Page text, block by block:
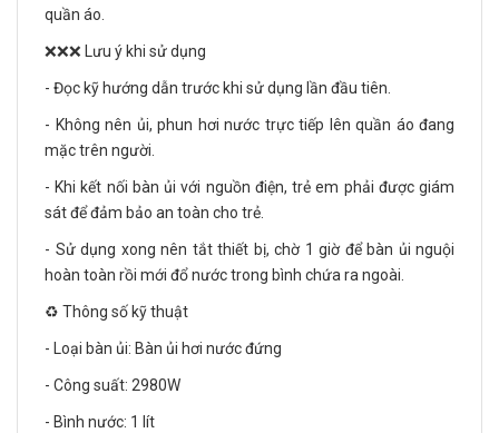
quần áo.
❌❌❌ Lưu ý khi sử dụng
- Đọc kỹ hướng dẫn trước khi sử dụng lần đầu tiên.
- Không nên ủi, phun hơi nước trực tiếp lên quần áo đang
mặc trên người.
- Khi kết nối bàn ủi với nguồn điện, trẻ em phải được giám
sát để đảm bảo an toàn cho trẻ.
- Sử dụng xong nên tắt thiết bị, chờ 1 giờ để bàn ủi nguội
hoàn toàn rồi mới đổ nước trong bình chứa ra ngoài.
♻️ Thông số kỹ thuật
- Loại bàn ủi: Bàn ủi hơi nước đứng
- Công suất: 2980W
- Bình nước: 1 lít